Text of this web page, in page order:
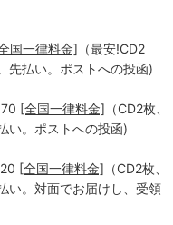
国一律料金] （最安!CD2
先払い。ポストへの投函)
[全国一律料金] （CD2枚、
い。ポストへの投函)
[全国一律料金] （CD2枚、
い。対面でお届けし、受領